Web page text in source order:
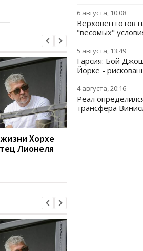
Хорхе
Лионеля
6 августа, 10:08
Верховен готов
"весомых"
5 августа, 13:49
Гарсия: Бой
Йорке -
4 августа, 20:16
Реал
трансфера